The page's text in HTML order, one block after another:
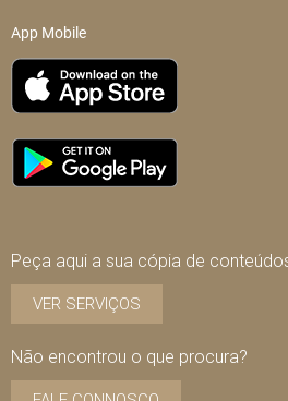
App Mobile
Peça aqui a sua cópia de
VER SERVIÇOS
Não encontrou o que procura?